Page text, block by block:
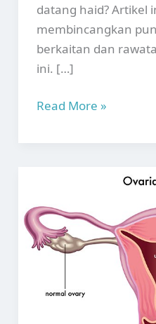
datang haid? Artikel
membincangkan
berkaitan dan
ini. […]
Lewat
Haid:
&
Rawatan
Read More »